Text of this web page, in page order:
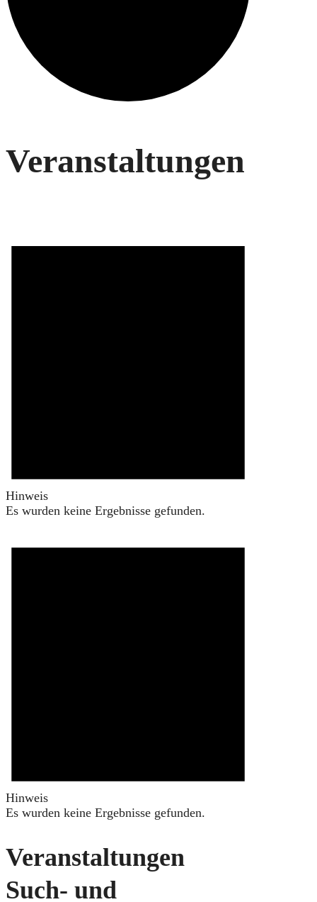
Veranstaltungen
Hinweis
Es wurden keine Ergebnisse gefunden.
Hinweis
Es wurden keine Ergebnisse gefunden.
Veranstaltungen
Such- und